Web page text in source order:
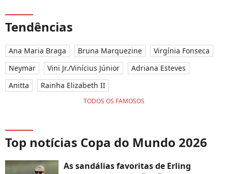
Tendências
Ana Maria Braga Bruna Marquezine
Virgínia Fonseca
Neymar
Vini Jr./Vinícius Júnior
Adriana Esteves
Anitta
Rainha Elizabeth II
TODOS OS FAMOSOS
Top notícias Copa do Mundo 2026
As sandálias favoritas de Erling